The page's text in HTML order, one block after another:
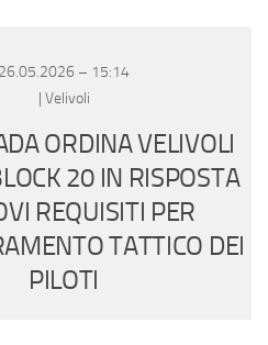
26.05.2026 – 15:14
| Velivoli
ORDINA VELIVOLI
20 IN RISPOSTA
REQUISITI PER
TATTICO DEI
PILOTI